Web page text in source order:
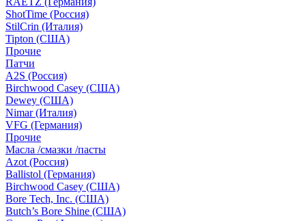
ShotTime (Россия)
StilCrin (Италия)
Tipton (США)
Прочие
Патчи
A2S (Россия)
Birchwood Casey (США)
Dewey (США)
Nimar (Италия)
VFG (Германия)
Прочие
Масла /смазки /пасты
Azot (Россия)
Ballistol (Германия)
Birchwood Casey (США)
Bore Tech, Inc. (США)
Butch’s Bore Shine (СШA)